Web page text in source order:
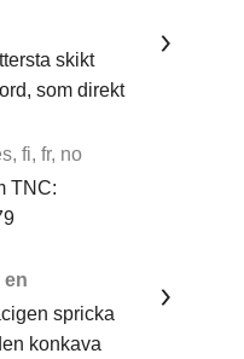
skikt
som direkt
fi, fr, no
TNC:
en
spricka
konkava